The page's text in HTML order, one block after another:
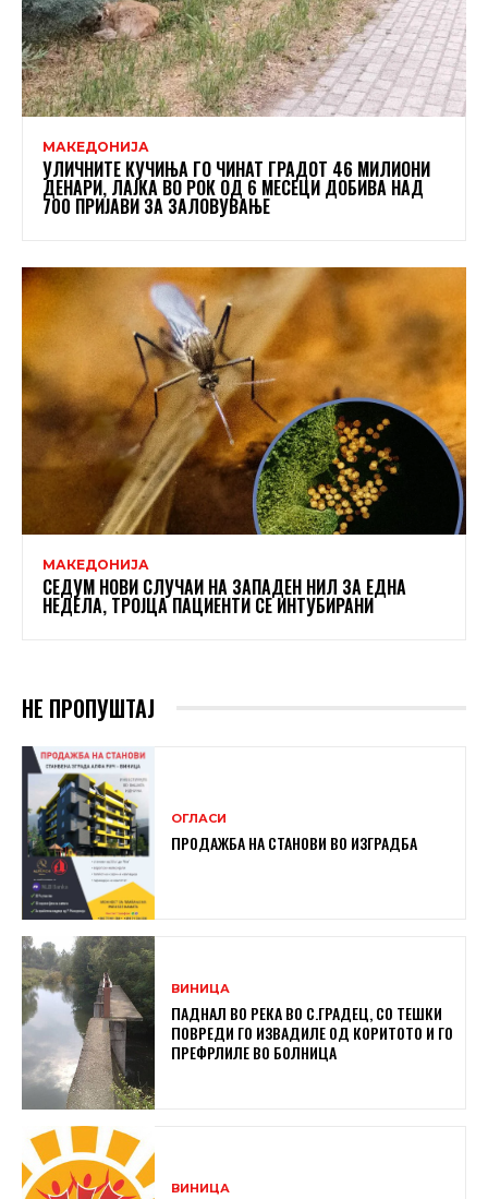
МАКЕДОНИЈА
УЛИЧНИТЕ КУЧИЊА ГО ЧИНАТ ГРАДОТ 46 МИЛИОНИ
ДЕНАРИ, ЛАЈКА ВО РОК ОД 6 МЕСЕЦИ ДОБИВА НАД
700 ПРИЈАВИ ЗА ЗАЛОВУВАЊЕ
МАКЕДОНИЈА
СЕДУМ НОВИ СЛУЧАИ НА ЗАПАДЕН НИЛ ЗА ЕДНА
НЕДЕЛА, ТРОЈЦА ПАЦИЕНТИ СЕ ИНТУБИРАНИ
НЕ ПРОПУШТАЈ
ОГЛАСИ
ПРОДАЖБА НА СТАНОВИ ВО ИЗГРАДБА
ВИНИЦА
ПАДНАЛ ВО РЕКА ВО С.ГРАДЕЦ, СО ТЕШКИ
ПОВРЕДИ ГО ИЗВАДИЛЕ ОД КОРИТОТО И ГО
ПРЕФРЛИЛЕ ВО БОЛНИЦА
ВИНИЦА